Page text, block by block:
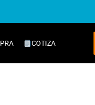
COTIZA